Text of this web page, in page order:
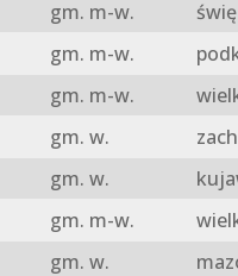
gm. m-w.
gm. m-w.
gm. m-w.
gm. w.
gm. w.
gm. m-w.
gm. w.